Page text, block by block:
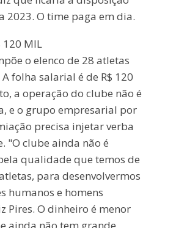
2023. O time paga em dia.
120 MIL
o elenco de 28 atletas
folha salarial é de R$ 120
a operação do clube não é
e o grupo empresarial por
precisa injetar verba
"O clube ainda não é
qualidade que temos de
para desenvolvermos
humanos e homens
Pires. O dinheiro é menor
ainda não tem grande